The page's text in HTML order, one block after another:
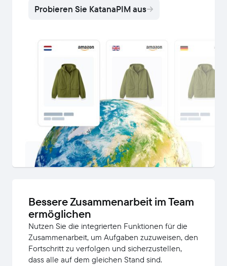
Probieren Sie KatanaPIM aus
Bessere Zusammenarbeit im Team
ermöglichen
Nutzen Sie die integrierten Funktionen für die
Zusammenarbeit, um Aufgaben zuzuweisen, den
Fortschritt zu verfolgen und sicherzustellen,
dass alle auf dem gleichen Stand sind.